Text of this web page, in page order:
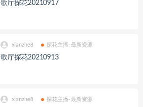
歌厅探花20210917
xianzhe8 探花主播-最新资源
歌厅探花20210913
xianzhe8 探花主播-最新资源